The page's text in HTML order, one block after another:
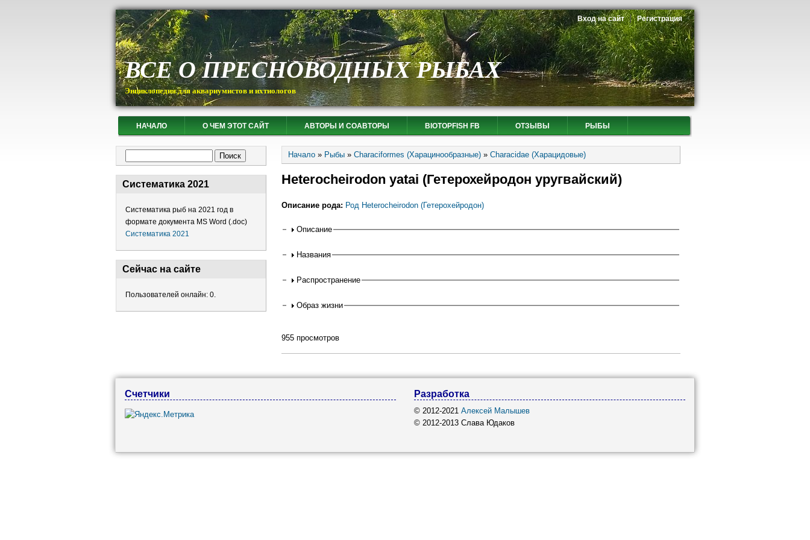
ВСЕ О ПРЕСНОВОДНЫХ РЫБАХ
Энциклопедия для аквариумистов и ихтиологов
Вход на сайт Регистрация
НАЧАЛО О ЧЕМ ЭТОТ САЙТ АВТОРЫ И СОАВТОРЫ BIOTOPFISH FB ОТЗЫВЫ РЫБЫ
Систематика 2021
Систематика рыб на 2021 год в
формате документа MS Word (.doc)
Систематика 2021
Сейчас на сайте
Пользователей онлайн: 0.
Вы здесь
Начало » Рыбы » Characiformes (Харацинообразные) » Characidae (Харацидовые)
Heterocheirodon yatai (Гетерохейродон уругвайский)
Описание рода: Род Heterocheirodon (Гетерохейродон)
Горизонтальные вкладки
Описание
Названия
Распространение
Образ жизни
955 просмотров
Счетчики Разработка
© 2012-2021 Алексей Малышев
© 2012-2013 Слава Юдаков